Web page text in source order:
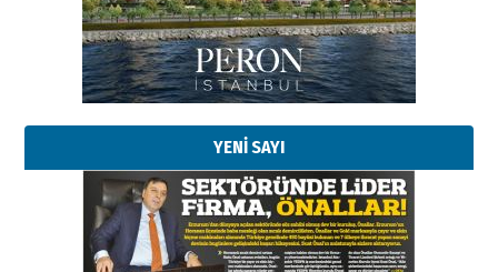
YENİ SAYI
02 Ağustos 2026 Pazar
Kadir SABUNCUOĞLU
Erzurumspor’un köşe taşları
29 Haziran 2026 Pazartesi
Kenan GÜLERCİ
Murat Şahsuvaroğlu ERKON’da
çıtayı yukarı taşırken,
yönetimdekiler aşağı
çekmemeli!
17 Şubat 2026 SalıOrhan BOZKURT